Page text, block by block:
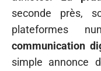
seconde près,
plateformes
communication
simple annonce